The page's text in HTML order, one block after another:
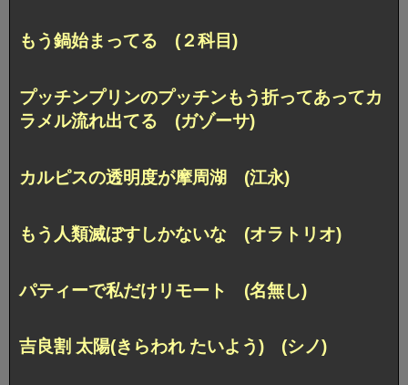
もう鍋始まってる (２科目)
プッチンプリンのプッチンもう折ってあってカ
ラメル流れ出てる (ガゾーサ)
カルピスの透明度が摩周湖 (江永)
もう人類滅ぼすしかないな (オラトリオ)
パティーで私だけリモート (名無し)
吉良割 太陽(きらわれ たいよう) (シノ)